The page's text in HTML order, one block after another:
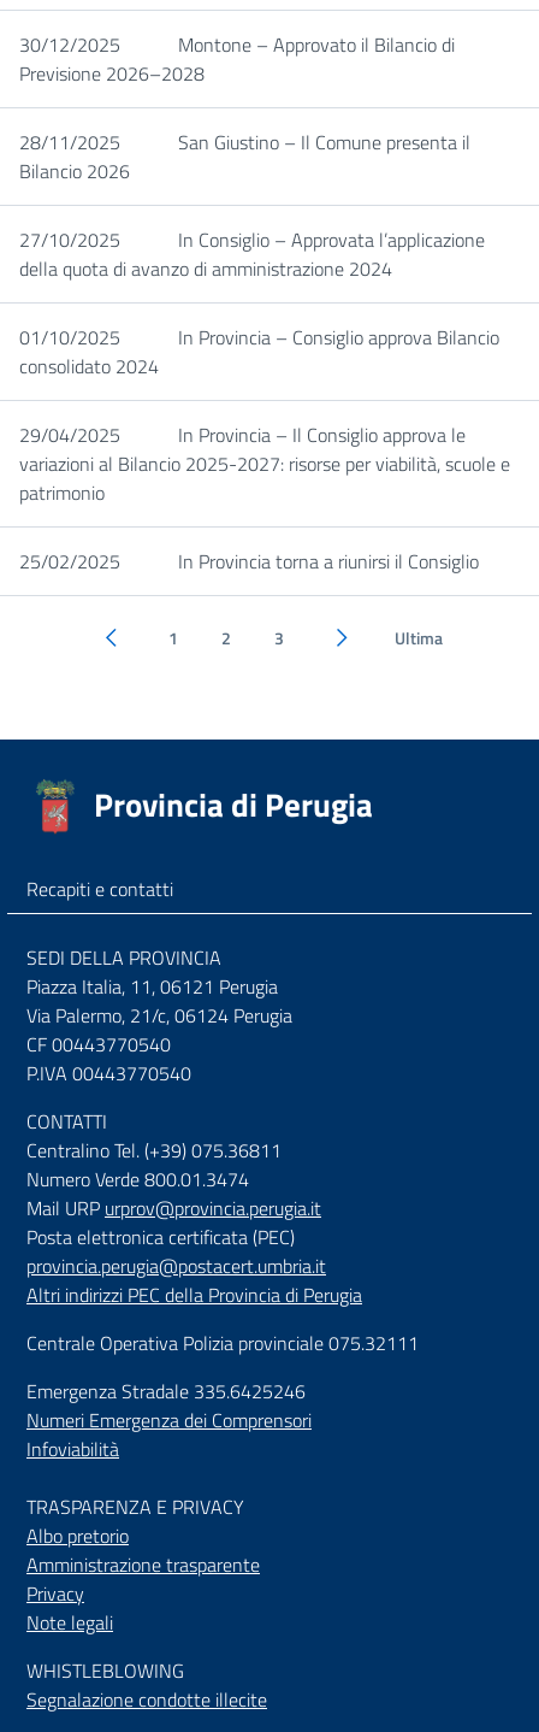
30/12/2025
Montone – Approvato il Bilancio di
Previsione 2026–2028
28/11/2025
San Giustino – Il Comune presenta il
Bilancio 2026
27/10/2025
In Consiglio – Approvata l’applicazione
della quota di avanzo di amministrazione 2024
01/10/2025
In Provincia – Consiglio approva Bilancio
consolidato 2024
29/04/2025
In Provincia – Il Consiglio approva le
variazioni al Bilancio 2025-2027: risorse per viabilità, scuole e
patrimonio
25/02/2025 In Provincia torna a riunirsi il Consiglio
Pagina precedente
1 2 3 Pagina successiva
Ultima
Provincia di Perugia
Recapiti e contatti
SEDI DELLA PROVINCIA
Piazza Italia, 11, 06121 Perugia
Via Palermo, 21/c, 06124 Perugia
CF 00443770540
P.IVA 00443770540
CONTATTI
Centralino Tel. (+39) 075.36811
Numero Verde 800.01.3474
Mail URP urprov@provincia.perugia.it
Posta elettronica certificata (PEC)
provincia.perugia@postacert.umbria.it
Altri indirizzi PEC della Provincia di Perugia
Centrale Operativa Polizia provinciale 075.32111
Emergenza Stradale 335.6425246
Numeri Emergenza dei Comprensori
Infoviabilità
TRASPARENZA E PRIVACY
Albo pretorio
Amministrazione trasparente
Privacy
Note legali
WHISTLEBLOWING
Segnalazione condotte illecite